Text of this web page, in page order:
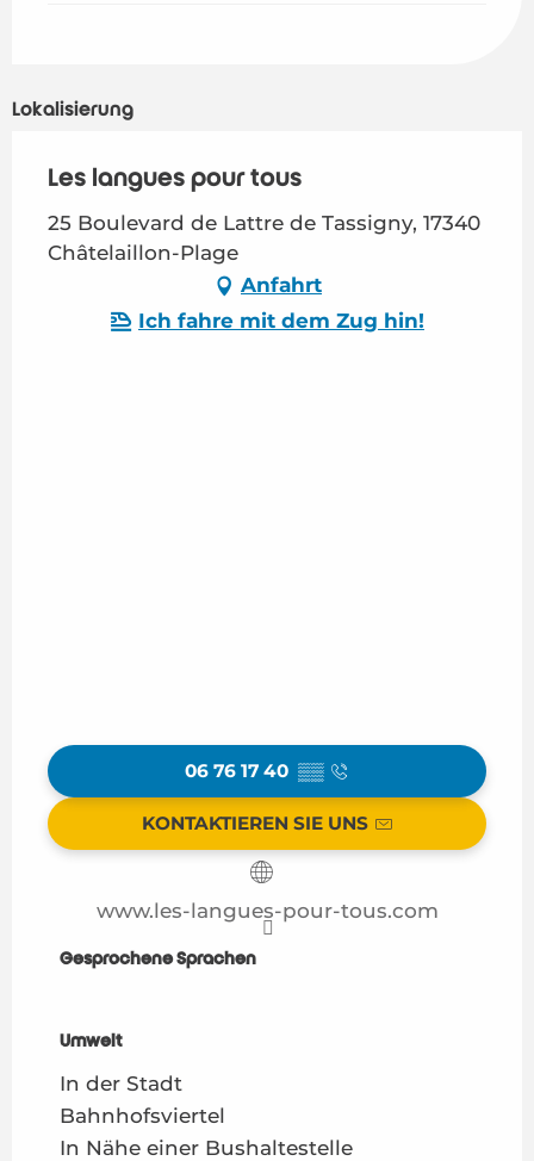
Lokalisierung
Les langues pour tous
25 Boulevard de Lattre de Tassigny, 17340
Châtelaillon-Plage
Anfahrt
Ich fahre mit dem Zug hin!
06 76 17 40 ▒▒
KONTAKTIEREN SIE UNS
www.les-langues-pour-tous.com
Gesprochene Sprachen
Gesprochene Sprachen
Umwelt
Umwelt
In der Stadt
Bahnhofsviertel
In Nähe einer Bushaltestelle